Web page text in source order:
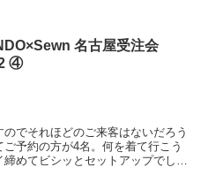
名古屋受注会
④
でそれほどのご来客はないだろう
予約の方が4名。何を着て行こう
めてビシッとセットアップでした